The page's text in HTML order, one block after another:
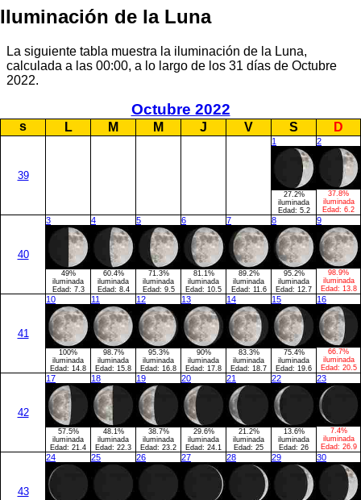
Iluminación de la Luna
La siguiente tabla muestra la iluminación de la Luna,
calculada a las 00:00, a lo largo de los 31 días de Octubre
2022.
Octubre 2022
s L M M J V S D
39
1
27.2%
iluminada
Edad: 5.2
2
37.8%
iluminada
Edad: 6.2
40
3
49%
iluminada
Edad: 7.3
4
60.4%
iluminada
Edad: 8.4
5
71.3%
iluminada
Edad: 9.5
6
81.1%
iluminada
Edad: 10.5
7
89.2%
iluminada
Edad: 11.6
8
95.2%
iluminada
Edad: 12.7
9
98.9%
iluminada
Edad: 13.8
41
10
100%
iluminada
Edad: 14.8
11
98.7%
iluminada
Edad: 15.8
12
95.3%
iluminada
Edad: 16.8
13
90%
iluminada
Edad: 17.8
14
83.3%
iluminada
Edad: 18.7
15
75.4%
iluminada
Edad: 19.6
16
66.7%
iluminada
Edad: 20.5
42
17
57.5%
iluminada
Edad: 21.4
18
48.1%
iluminada
Edad: 22.3
19
38.7%
iluminada
Edad: 23.2
20
29.6%
iluminada
Edad: 24.1
21
21.2%
iluminada
Edad: 25
22
13.6%
iluminada
Edad: 26
23
7.4%
iluminada
Edad: 26.9
43
24 25 26 27 28 29 30